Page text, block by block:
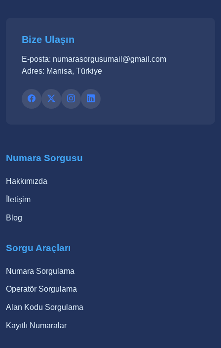
Bize Ulaşın
E-posta: numarasorgusumail@gmail.com
Adres: Manisa, Türkiye
Numara Sorgusu
Hakkımızda
İletişim
Blog
Sorgu Araçları
Numara Sorgulama
Operatör Sorgulama
Alan Kodu Sorgulama
Kayıtlı Numaralar